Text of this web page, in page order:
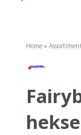
Home »
fairybells backgrounds